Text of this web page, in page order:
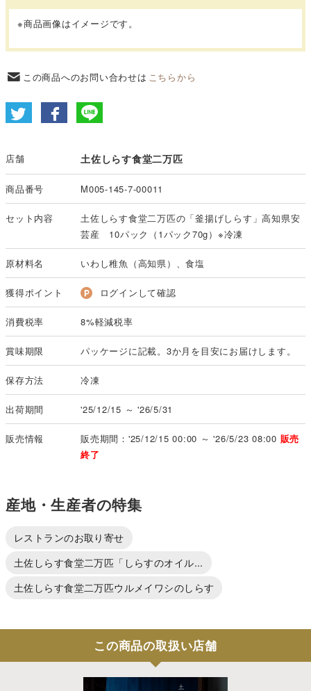
※商品画像はイメージです。
この商品へのお問い合わせは こちらから
店舗 土佐しらす食堂二万匹
商品番号 M005-145-7-00011
セット内容
土佐しらす食堂二万匹の「釜揚げしらす」高知県安
芸産 10パック（1パック70g）※冷凍
原材料名 いわし稚魚（高知県）、食塩
獲得ポイント ログインして確認
消費税率 8%軽減税率
賞味期限 パッケージに記載。3か月を目安にお届けします。
保存方法 冷凍
出荷期間 '25/12/15 ～ '26/5/31
販売情報 販売期間：'25/12/15 00:00 ～ '26/5/23 08:00 販売
終了
産地・生産者の特集
レストランのお取り寄せ
土佐しらす食堂二万匹「しらすのオイル...
土佐しらす食堂二万匹ウルメイワシのしらす
この商品の取扱い店舗